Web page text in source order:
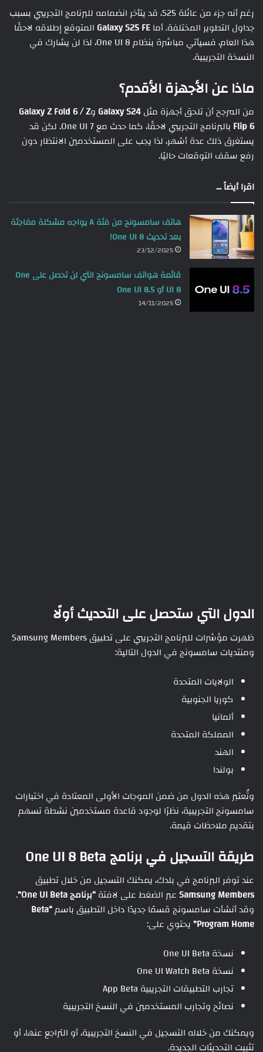
رغم أنه جزء من عائلة S25، قد يتأخر انضمامه للبرنامج التجريبي بسبب
جداول التطوير المختلفة. أماGalaxy S25 FE المتوقع إطلاقه لاحقًا
هذا العام، فسيأتي مباشرة بنظام One UI 8، لذا لن يشارك في
النسخة التجريبية.
ماذا عن الأجهزة الأقدم؟
من المرجح أن تلحق أجهزة مثلGalaxy S24 وGalaxy Z Fold 6 / Z
Flip 6
بالبرنامج التجريبي لاحقًا، كما حدث مع One UI 7. لكن قد
يستغرق ذلك عدة أشهر، لذا يجب على المستخدمين الانتظار دون
رفع سقف التوقعات حاليًا.
اقرا أيضاً ...
هاتف سامسونج من فئة A يواجه مشكلة مفاجئة
بعد تحديث One UI 8!
23/12/2025
قائمة هواتف سامسونج التي لن تحصل على One
UI 8 أو One UI 8.5
14/11/2025
الدول التي ستحصل على التحديث أولًا
ظهرت مؤشرات للبرنامج التجريبي على تطبيق Samsung Members
ومنتديات سامسونج في الدول التالية:
الولايات المتحدة
كوريا الجنوبية
ألمانيا
المملكة المتحدة
الهند
بولندا
وتُعتبر هذه الدول من ضمن الموجات الأولى المعتادة في اختبارات
سامسونج التجريبية، نظرًا لوجود قاعدة مستخدمين نشطة تسهم
بتقديم ملاحظات قيمة.
طريقة التسجيل في برنامج One UI 8 Beta
عند توفر البرنامج في بلدك، يمكنك التسجيل من خلال تطبيق
Samsung Membersعبر الضغط على لافتة“برنامج One UI Beta”
.
وقد أنشأت سامسونج قسمًا جديدًا داخل التطبيق باسم “Beta
Program Home” يحتوي على:
نسخة One UI Beta
نسخة One UI Watch Beta
تجارب التطبيقات التجريبية App Beta
نصائح وتجارب المستخدمين في النسخ التجريبية
ويمكنك من خلاله التسجيل في النسخ التجريبية، أو التراجع عنها، أو
تثبيت التحديثات الجديدة.